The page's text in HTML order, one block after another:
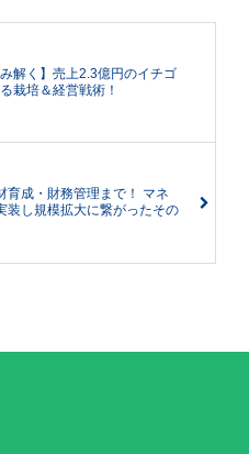
み解く】売上2.3億円のイチゴ
栽培＆経営戦術！
育成・財務管理まで！ マネ
装し規模拡大に繋がったその